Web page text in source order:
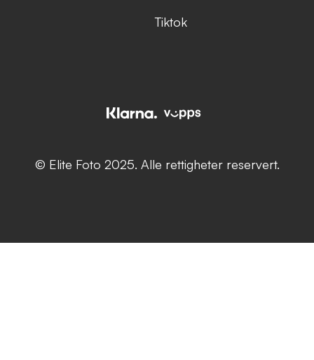
Tiktok
© Elite Foto 2025. Alle rettigheter reservert.